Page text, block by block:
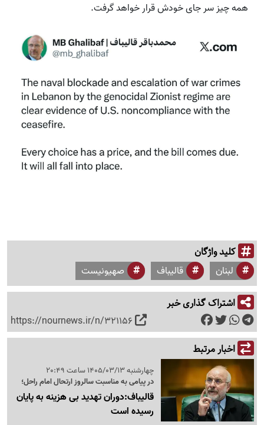
همه چیز سر جای خودش قرار خواهد گرفت.
کلید واژگان
لبنان قالیباف صهیونیست
اشتراک گذاری خبر
https://nournews.ir/n/321156
اخبار مرتبط
چهارشنبه 1405/03/13 ساعت 20:49
در پیامی به مناسبت سالروز ارتحال امام راحل؛
قالیباف:دوران تهدید بی هزینه به پایان
رسیده است